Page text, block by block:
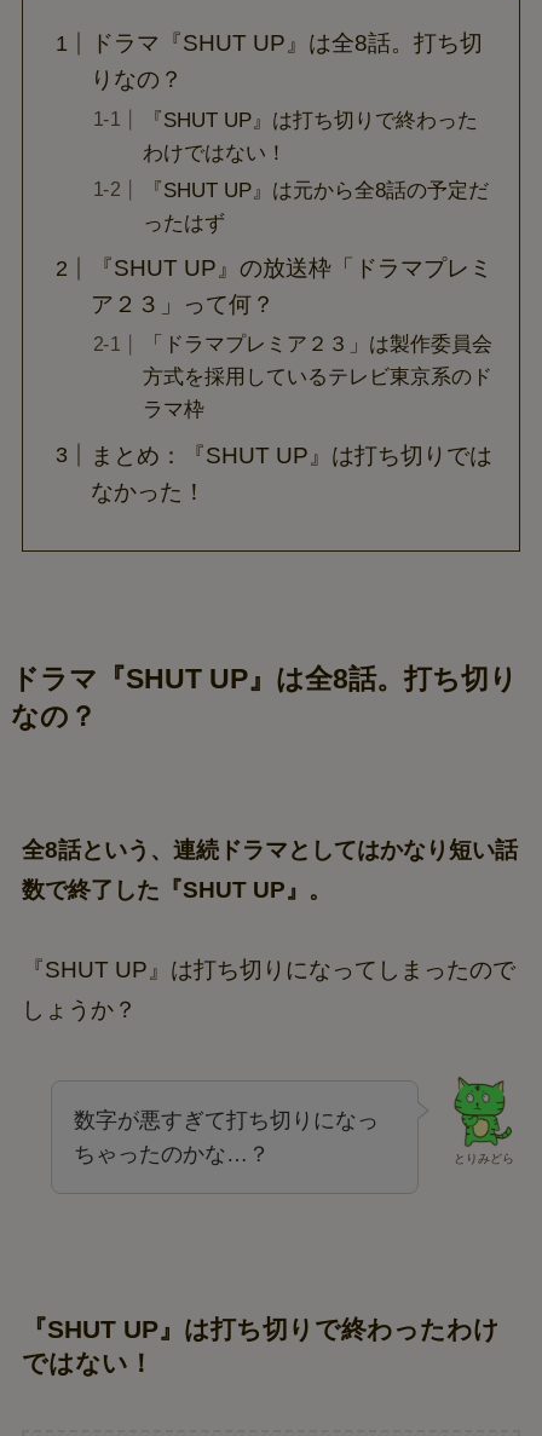
ドラマ『SHUT UP』は全8話。打ち切
りなの？
『SHUT UP』は打ち切りで終わった
わけではない！
『SHUT UP』は元から全8話の予定だ
ったはず
『SHUT UP』の放送枠「ドラマプレミ
ア２３」って何？
「ドラマプレミア２３」は製作委員会
方式を採用しているテレビ東京系のド
ラマ枠
まとめ：『SHUT UP』は打ち切りでは
なかった！
ドラマ『SHUT UP』は全8話。打ち切り
なの？
全8話という、連続ドラマとしてはかなり短い話
数で終了した『SHUT UP』。
『SHUT UP』は打ち切りになってしまったので
しょうか？
とりみどら
数字が悪すぎて打ち切りになっ
ちゃったのかな…？
『SHUT UP』は打ち切りで終わったわけ
ではない！